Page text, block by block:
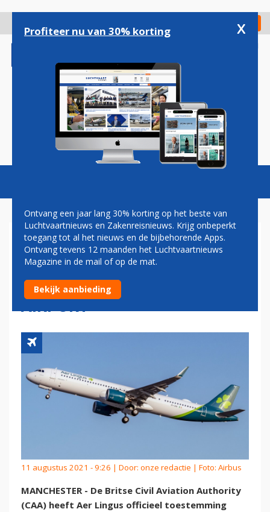
gaan
Check in
Magazine Podcasts Vacatures
AER LINGUS: GROEN LICHT
VOOR VERRE VLUCHTEN
VANAF MANCHESTER
AIRPORT
11 augustus 2021 - 9:26 | Door: onze redactie | Foto: Airbus
MANCHESTER - De Britse Civil Aviation Authority
(CAA) heeft Aer Lingus officieel toestemming
Profiteer nu van 30% korting x
Ontvang een jaar lang 30% korting op het beste van
Luchtvaartnieuws en Zakenreisnieuws. Krijg onbeperkt
toegang tot al het nieuws en de bijbehorende Apps.
Ontvang tevens 12 maanden het Luchtvaartnieuws
Magazine in de mail of op de mat.
Bekijk aanbieding